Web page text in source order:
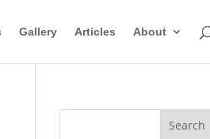
Gallery Articles About